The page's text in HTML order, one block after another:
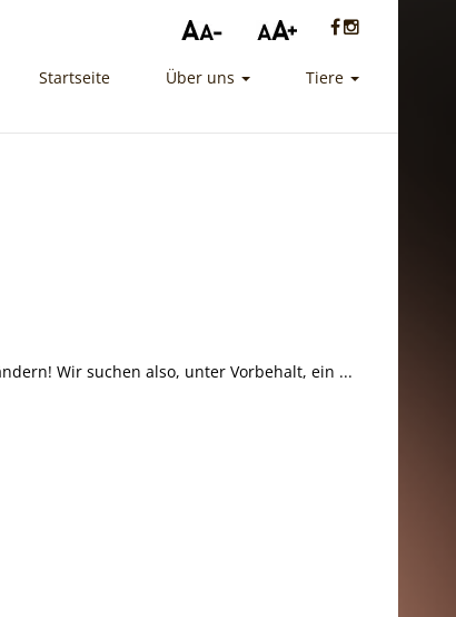
Startseite Über uns Tiere
Wir suchen also, unter Vorbehalt, ein ...